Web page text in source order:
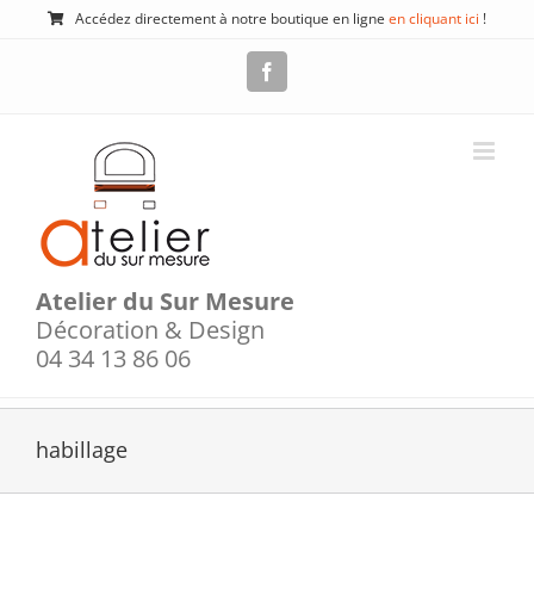
Passer
Accédez directement à notre boutique en ligne en cliquant ici !
Atelier du Sur Mesure
Décoration & Design
04 34 13 86 06
habillage